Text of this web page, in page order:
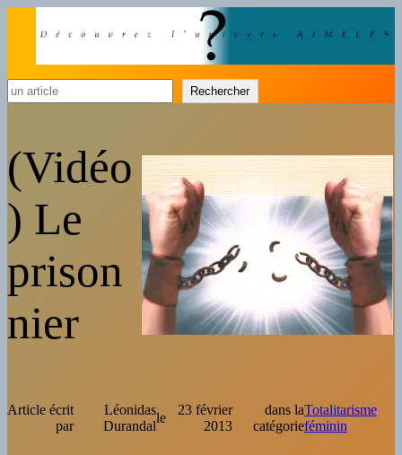
Rechercher
(Vidéo
) Le
prison
nier
Article écrit
par
Léonidas
Durandal
le
23 février
2013
dans la
catégorie
Totalitarisme
féminin